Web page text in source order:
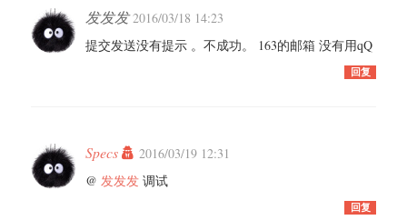
发发发2016/03/18 14:23
提交发送没有提示 。不成功。 163的邮箱 没有用qQ
回复
Specs
2016/03/19 12:31
@ 发发发 调试
回复